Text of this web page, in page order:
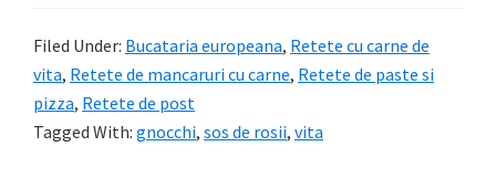
Filed Under: Bucataria europeana, Retete cu carne de
vita, Retete de mancaruri cu carne, Retete de paste si
pizza, Retete de post
Tagged With: gnocchi, sos de rosii, vita